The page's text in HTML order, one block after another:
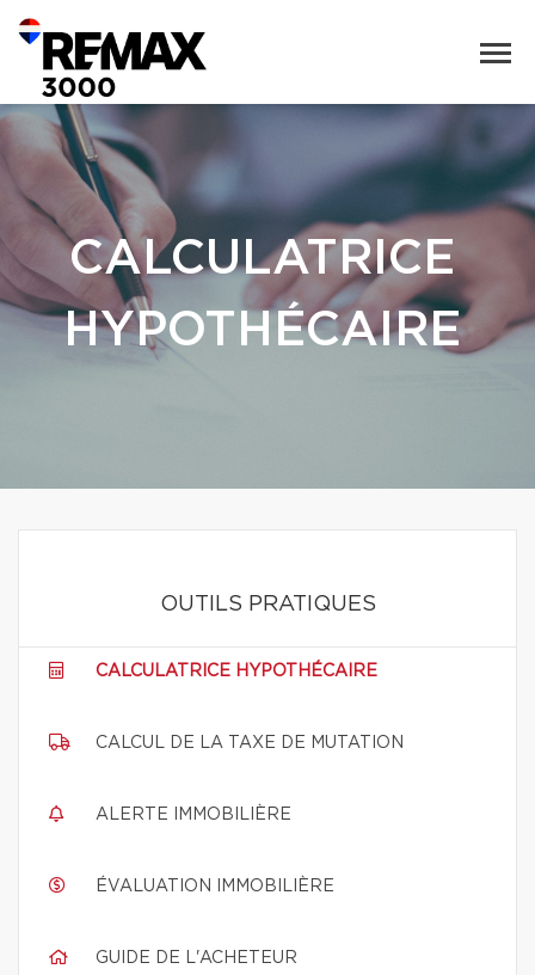
CALCULATRICE
HYPOTHÉCAIRE
OUTILS PRATIQUES
CALCULATRICE HYPOTHÉCAIRE
CALCUL DE LA TAXE DE MUTATION
ALERTE IMMOBILIÈRE
ÉVALUATION IMMOBILIÈRE
GUIDE DE L'ACHETEUR